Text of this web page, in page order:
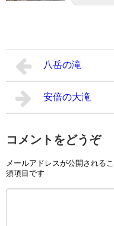
八岳の滝
安倍の大滝
コメントをどうぞ
メールアドレスが公開される
須項目です